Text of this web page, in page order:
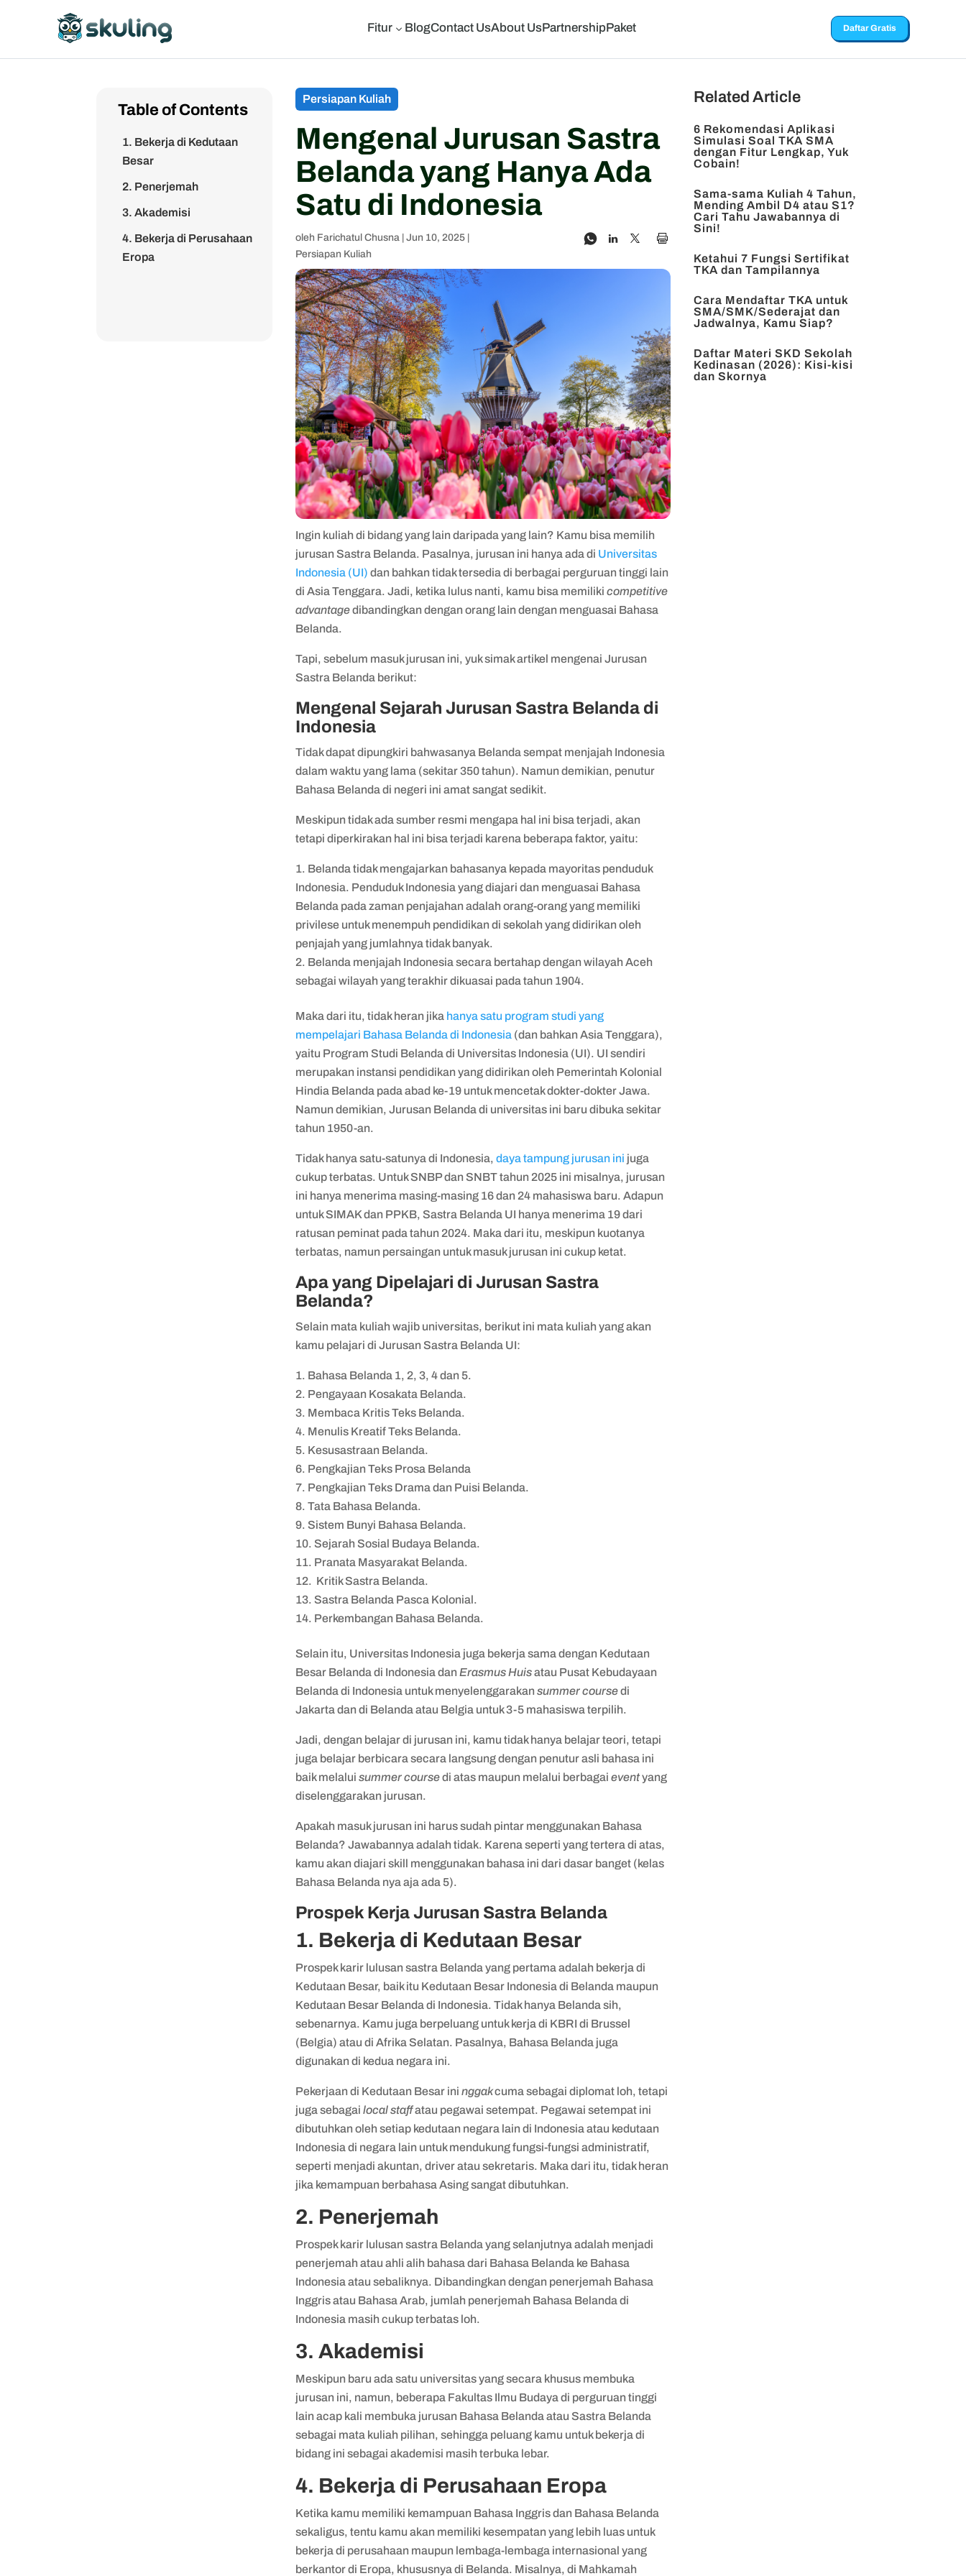
Fitur3 BlogContact UsAbout UsPartnershipPaket Daftar Gratis
Table of Contents
1. Bekerja di Kedutaan
Besar
2. Penerjemah
3. Akademisi
4. Bekerja di Perusahaan
Eropa
Persiapan Kuliah
Mengenal Jurusan Sastra
Belanda yang Hanya Ada
Satu di Indonesia
oleh Farichatul Chusna |Jun 10, 2025
Persiapan Kuliah
Ingin kuliah di bidang yang lain daripada yang lain? Kamu bisa memilih
jurusan Sastra Belanda. Pasalnya, jurusan ini hanya ada di Universitas
Indonesia (UI) dan bahkan tidak tersedia di berbagai perguruan tinggi lain
di Asia Tenggara. Jadi, ketika lulus nanti, kamu bisa memilikicompetitive
advantagedibandingkan dengan orang lain dengan menguasai Bahasa
Belanda.
Tapi, sebelum masuk jurusan ini, yuk simak artikel mengenai Jurusan
Sastra Belanda berikut:
Mengenal Sejarah Jurusan Sastra Belanda di
Indonesia
Tidak dapat dipungkiri bahwasanya Belanda sempat menjajah Indonesia
dalam waktu yang lama (sekitar 350 tahun). Namun demikian, penutur
Bahasa Belanda di negeri ini amat sangat sedikit.
Meskipun tidak ada sumber resmi mengapa hal ini bisa terjadi, akan
tetapi diperkirakan hal ini bisa terjadi karena beberapa faktor, yaitu:
Belanda tidak mengajarkan bahasanya kepada mayoritas penduduk
Indonesia. Penduduk Indonesia yang diajari dan menguasai Bahasa
Belanda pada zaman penjajahan adalah orang-orang yang memiliki
privilese untuk menempuh pendidikan di sekolah yang didirikan oleh
penjajah yang jumlahnya tidak banyak.
Belanda menjajah Indonesia secara bertahap dengan wilayah Aceh
sebagai wilayah yang terakhir dikuasai pada tahun 1904.
Maka dari itu, tidak heran jika hanya satu program studi yang
mempelajari Bahasa Belanda di Indonesia (dan bahkan Asia Tenggara),
yaitu Program Studi Belanda di Universitas Indonesia (UI). UI sendiri
merupakan instansi pendidikan yang didirikan oleh Pemerintah Kolonial
Hindia Belanda pada abad ke-19 untuk mencetak dokter-dokter Jawa.
Namun demikian, Jurusan Belanda di universitas ini baru dibuka sekitar
tahun 1950-an.
Tidak hanya satu-satunya di Indonesia,daya tampung jurusan ini juga
cukup terbatas. Untuk SNBP dan SNBT tahun 2025 ini misalnya, jurusan
ini hanya menerima masing-masing 16 dan 24 mahasiswa baru. Adapun
untuk SIMAK dan PPKB, Sastra Belanda UI hanya menerima 19 dari
ratusan peminat pada tahun 2024. Maka dari itu, meskipun kuotanya
terbatas, namun persaingan untuk masuk jurusan ini cukup ketat.
Apa yang Dipelajari di Jurusan Sastra
Belanda?
Selain mata kuliah wajib universitas, berikut ini mata kuliah yang akan
kamu pelajari di Jurusan Sastra Belanda UI:
Bahasa Belanda 1, 2, 3, 4 dan 5.
Pengayaan Kosakata Belanda.
Membaca Kritis Teks Belanda.
Menulis Kreatif Teks Belanda.
Kesusastraan Belanda.
Pengkajian Teks Prosa Belanda
Pengkajian Teks Drama dan Puisi Belanda.
Tata Bahasa Belanda.
Sistem Bunyi Bahasa Belanda.
Sejarah Sosial Budaya Belanda.
Pranata Masyarakat Belanda.
Kritik Sastra Belanda.
Sastra Belanda Pasca Kolonial.
Perkembangan Bahasa Belanda.
Selain itu, Universitas Indonesia juga bekerja sama dengan Kedutaan
Besar Belanda di Indonesia danErasmus Huisatau Pusat Kebudayaan
Belanda di Indonesia untuk menyelenggarakansummer coursedi
Jakarta dan di Belanda atau Belgia untuk 3-5 mahasiswa terpilih.
Jadi, dengan belajar di jurusan ini, kamu tidak hanya belajar teori, tetapi
juga belajar berbicara secara langsung dengan penutur asli bahasa ini
baik melaluisummer coursedi atas maupun melalui berbagaieventyang
diselenggarakan jurusan.
Apakah masuk jurusan ini harus sudah pintar menggunakan Bahasa
Belanda? Jawabannya adalah tidak. Karena seperti yang tertera di atas,
kamu akan diajari skill menggunakan bahasa ini dari dasar banget (kelas
Bahasa Belanda nya aja ada 5).
Prospek Kerja Jurusan Sastra Belanda
1. Bekerja di Kedutaan Besar
Prospek karir lulusan sastra Belanda yang pertama adalah bekerja di
Kedutaan Besar, baik itu Kedutaan Besar Indonesia di Belanda maupun
Kedutaan Besar Belanda di Indonesia. Tidak hanya Belanda sih,
sebenarnya. Kamu juga berpeluang untuk kerja di KBRI di Brussel
(Belgia) atau di Afrika Selatan. Pasalnya, Bahasa Belanda juga
digunakan di kedua negara ini.
Pekerjaan di Kedutaan Besar ininggakcuma sebagai diplomat loh, tetapi
juga sebagailocal staffatau pegawai setempat. Pegawai setempat ini
dibutuhkan oleh setiap kedutaan negara lain di Indonesia atau kedutaan
Indonesia di negara lain untuk mendukung fungsi-fungsi administratif,
seperti menjadi akuntan, driver atau sekretaris. Maka dari itu, tidak heran
jika kemampuan berbahasa Asing sangat dibutuhkan.
2. Penerjemah
Prospek karir lulusan sastra Belanda yang selanjutnya adalah menjadi
penerjemah atau ahli alih bahasa dari Bahasa Belanda ke Bahasa
Indonesia atau sebaliknya. Dibandingkan dengan penerjemah Bahasa
Inggris atau Bahasa Arab, jumlah penerjemah Bahasa Belanda di
Indonesia masih cukup terbatas loh.
3. Akademisi
Meskipun baru ada satu universitas yang secara khusus membuka
jurusan ini, namun, beberapa Fakultas Ilmu Budaya di perguruan tinggi
lain acap kali membuka jurusan Bahasa Belanda atau Sastra Belanda
sebagai mata kuliah pilihan, sehingga peluang kamu untuk bekerja di
bidang ini sebagai akademisi masih terbuka lebar.
4. Bekerja di Perusahaan Eropa
Ketika kamu memiliki kemampuan Bahasa Inggris dan Bahasa Belanda
sekaligus, tentu kamu akan memiliki kesempatan yang lebih luas untuk
bekerja di perusahaan maupun lembaga-lembaga internasional yang
berkantor di Eropa, khususnya di Belanda. Misalnya, di Mahkamah
Related Article
6 Rekomendasi Aplikasi
Simulasi Soal TKA SMA
dengan Fitur Lengkap, Yuk
Cobain!
Sama-sama Kuliah 4 Tahun,
Mending Ambil D4 atau S1?
Cari Tahu Jawabannya di
Sini!
Ketahui 7 Fungsi Sertifikat
TKA dan Tampilannya
Cara Mendaftar TKA untuk
SMA/SMK/Sederajat dan
Jadwalnya, Kamu Siap?
Daftar Materi SKD Sekolah
Kedinasan (2026): Kisi-kisi
dan Skornya